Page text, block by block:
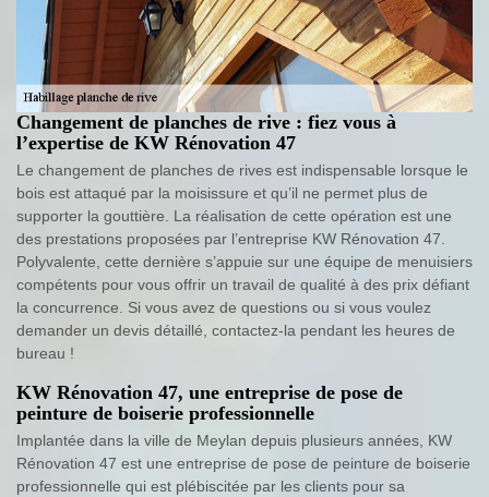
Changement de planches de rive : fiez vous à
l’expertise de KW Rénovation 47
Le changement de planches de rives est indispensable lorsque le
bois est attaqué par la moisissure et qu’il ne permet plus de
supporter la gouttière. La réalisation de cette opération est une
des prestations proposées par l’entreprise KW Rénovation 47.
Polyvalente, cette dernière s’appuie sur une équipe de menuisiers
compétents pour vous offrir un travail de qualité à des prix défiant
la concurrence. Si vous avez de questions ou si vous voulez
demander un devis détaillé, contactez-la pendant les heures de
bureau !
KW Rénovation 47, une entreprise de pose de
peinture de boiserie professionnelle
Implantée dans la ville de Meylan depuis plusieurs années, KW
Rénovation 47 est une entreprise de pose de peinture de boiserie
professionnelle qui est plébiscitée par les clients pour sa